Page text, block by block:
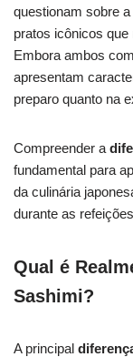
questionam sobre a
pratos icônicos
Embora ambos
apresentam
preparo quanto na
Compreender a
fundamental para
da culinária
durante as
Qual é
Sashimi?
A principal